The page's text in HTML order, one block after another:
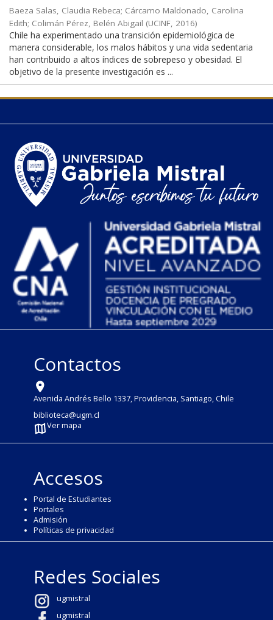
Baeza Salas, Claudia Rebeca; Cárcamo Maldonado, Carolina
Edith; Colimán Pérez, Belén Abigail (UCINF, 2016)
Chile ha experimentado una transición epidemiológica de
manera considerable, los malos hábitos y una vida sedentaria
han contribuido a altos índices de sobrepeso y obesidad. El
objetivo de la presente investigación es ...
Contactos
Avenida Andrés Bello 1337, Providencia, Santiago, Chile
biblioteca@ugm.cl
Ver mapa
Accesos
Portal de Estudiantes
Portales
Admisión
Políticas de privacidad
Redes Sociales
ugmistral
ugmistral